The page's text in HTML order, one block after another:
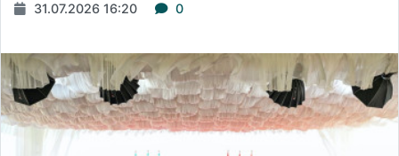
31.07.2026 16:20 0